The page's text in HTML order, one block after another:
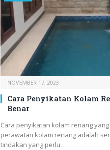
NOVEMBER 17, 2023
Cara Penyikatan Kolam
Benar
Cara penyikatan kolam renang
perawatan kolam renang adalah
tindakan yang perlu…